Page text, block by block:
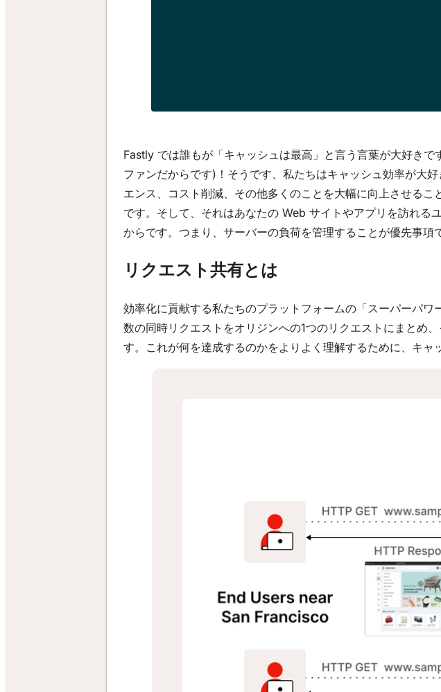
Fastly では誰もが「キャッシュは最高」と言う言葉が大好き
ファンだからです)！そうです、私たちはキャッシュ効率が大
エンス、コスト削減、その他多くのことを大幅に向上させる
です。そして、それはあなたの Web サイトやアプリを訪れる
からです。つまり、サーバーの負荷を管理することが優先事項
リクエスト共有とは
効率化に貢献する私たちのプラットフォームの「スーパーパワ
数の同時リクエストをオリジンへの1つのリクエストにまとめ
す。これが何を達成するのかをよりよく理解するために、キャ